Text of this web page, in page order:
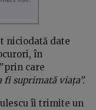
niciodată date
în
prin care
fi suprimată viața”.
îi trimite un